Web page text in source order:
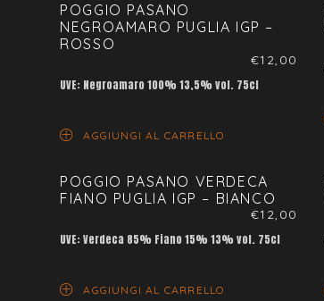
POGGIO PASANO
NEGROAMARO PUGLIA IGP –
ROSSO
€12,00
UVE: Negroamaro 100% 13,5% vol. 75cl
AGGIUNGI AL CARRELLO
POGGIO PASANO VERDECA
FIANO PUGLIA IGP – BIANCO
€12,00
UVE: Verdeca 85% Fiano 15% 13% vol. 75cl
AGGIUNGI AL CARRELLO